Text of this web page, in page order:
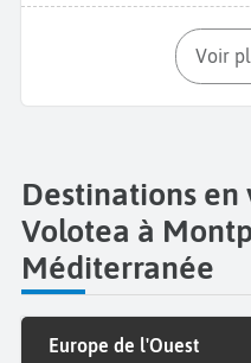
Voir
Destinations en
Volotea à
Méditerranée
Europe de l'Ouest